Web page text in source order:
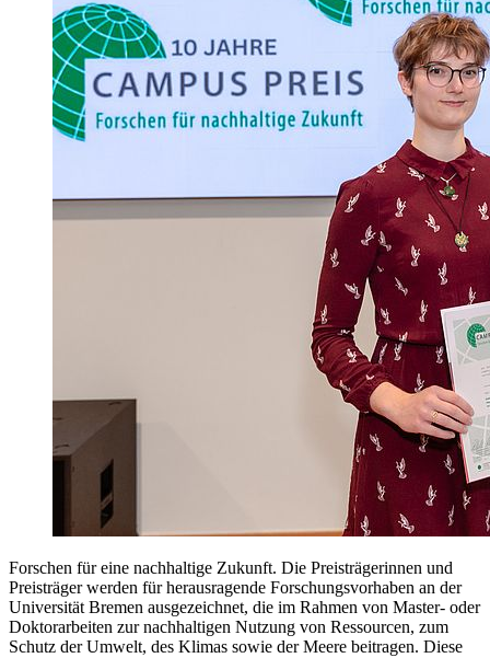
Forschen für eine nachhaltige Zukunft. Die Preisträgerinnen und
Preisträger werden für herausragende Forschungsvorhaben an der
Universität Bremen ausgezeichnet, die im Rahmen von Master- oder
Doktorarbeiten zur nachhaltigen Nutzung von Ressourcen, zum
Schutz der Umwelt, des Klimas sowie der Meere beitragen. Diese